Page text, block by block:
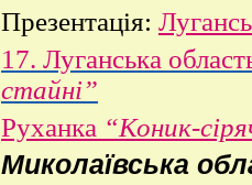
Презентація:
17. Луганська
стайні”
Руханка “Коник-
Миколаївська